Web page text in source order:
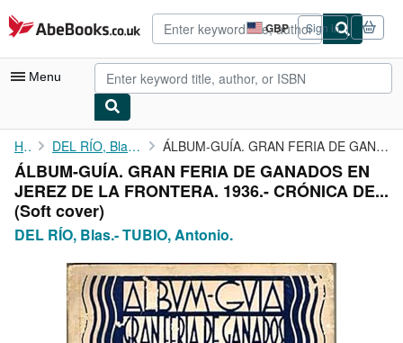
Skip to main content
AbeBooks.co.uk GBP
Site
shopping
preferences
Sign in
Menu
My Account
My Purchases
Advanced Search
Browse Collections
Rare Books
Art & Collectables
Textbooks
Home DEL RÍO, Blas.- TUBIO, Antonio. ÁLBUM-GUÍA. GRAN FERIA DE GANADOS EN JEREZ DE LA FRONTERA. 1936....
ÁLBUM-GUÍA. GRAN FERIA DE GANADOS EN
JEREZ DE LA FRONTERA. 1936.- CRÓNICA DE...
(Soft cover)
DEL RÍO, Blas.- TUBIO, Antonio.